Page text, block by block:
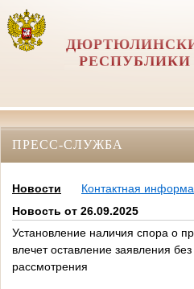
ПРЕСС-СЛУЖБА
Новости
Контактная
Новость от 26.09.2025
Установление наличия спора о
влечет оставление заявления без
рассмотрения